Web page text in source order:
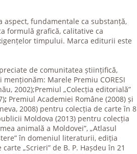
fundamentale ca substanță,
formulă grafică, calitative ca
timpului. Marca editurii este
de comunitatea științifică,
Marele Premiu CORESI
2002);Premiul „Colecția editorială”
; Premiul Academiei Române (2008) și
2008) pentru colecția de carte în 8
Moldova (2013) pentru colecția
animală a Moldovei”, „Atlasul
în domeniul literaturii, ediția
„Scrieri” de B. P. Hașdeu în 21